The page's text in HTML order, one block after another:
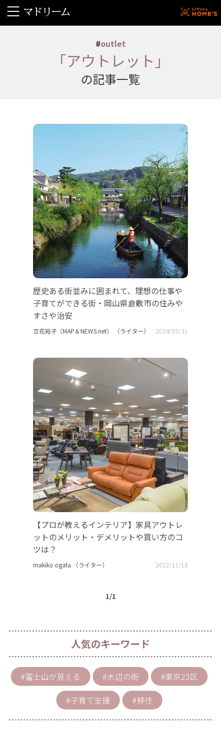
#outlet
「アウトレット」
の記事一覧
歴史ある街並みに囲まれて、理想の仕事や
子育てができる街・岡山県倉敷市の住みや
すさや治安
立花裕子（MAP＆NEWS.net） （ライター） 2024/05/31
【プロが教えるインテリア】家具アウトレ
ットのメリット・デメリットや買い方のコ
ツは？
makiko ogata （ライター） 2022/11/18
1/1
人気のキーワード
#富士山が見える #水辺の街
#東京23区
#子育て支援
#移住